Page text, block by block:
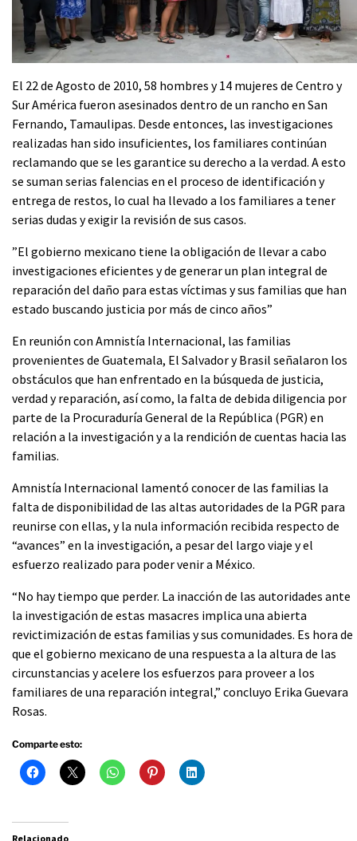
El 22 de Agosto de 2010, 58 hombres y 14 mujeres de Centro y
Sur América fueron asesinados dentro de un rancho en San
Fernando, Tamaulipas. Desde entonces, las investigaciones
realizadas han sido insuficientes, los familiares continúan
reclamando que se les garantice su derecho a la verdad. A esto
se suman serias falencias en el proceso de identificación y
entrega de restos, lo cual ha llevado a los familiares a tener
serias dudas y exigir la revisión de sus casos.
”El gobierno mexicano tiene la obligación de llevar a cabo
investigaciones eficientes y de generar un plan integral de
reparación del daño para estas víctimas y sus familias que han
estado buscando justicia por más de cinco años”
En reunión con Amnistía Internacional, las familias
provenientes de Guatemala, El Salvador y Brasil señalaron los
obstáculos que han enfrentado en la búsqueda de justicia,
verdad y reparación, así como, la falta de debida diligencia por
parte de la Procuraduría General de la República (PGR) en
relación a la investigación y a la rendición de cuentas hacia las
familias.
Amnistía Internacional lamentó conocer de las familias la
falta de disponibilidad de las altas autoridades de la PGR para
reunirse con ellas, y la nula información recibida respecto de
“avances” en la investigación, a pesar del largo viaje y el
esfuerzo realizado para poder venir a México.
“No hay tiempo que perder. La inacción de las autoridades ante
la investigación de estas masacres implica una abierta
revictimización de estas familias y sus comunidades. Es hora de
que el gobierno mexicano de una respuesta a la altura de las
circunstancias y acelere los esfuerzos para proveer a los
familiares de una reparación integral,” concluyo Erika Guevara
Rosas.
Comparte esto:
Relacionado